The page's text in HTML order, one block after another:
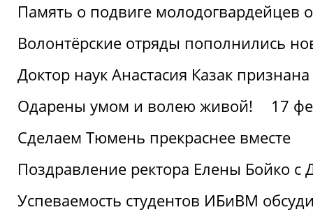
Память о подвиге молодогвардейцев
Волонтёрские отряды пополнились
Доктор наук Анастасия Казак
Одарены умом и волею живой!
17
Сделаем Тюмень прекраснее вместе
Поздравление ректора Елены Бойко с
Успеваемость студентов ИБиВМ